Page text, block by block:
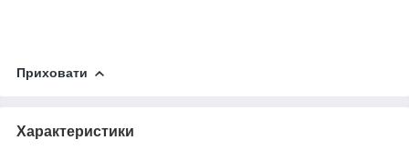
Приховати
Характеристики